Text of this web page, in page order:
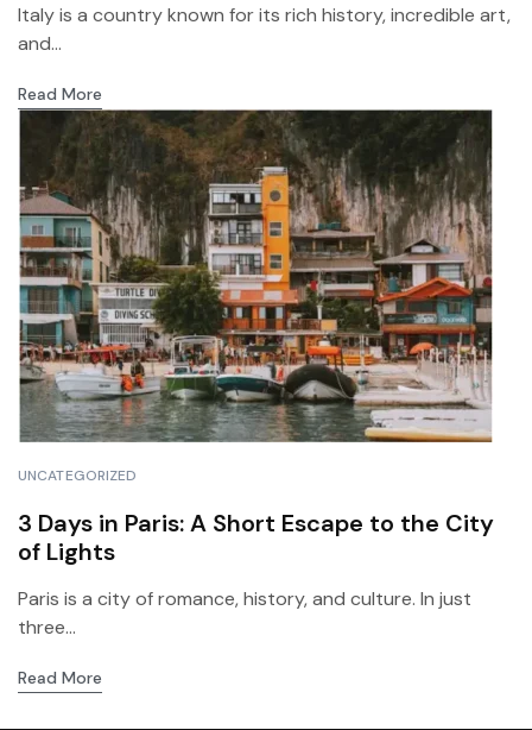
Italy is a country known for its rich history, incredible art,
and...
Read More
UNCATEGORIZED
3 Days in Paris: A Short Escape to the City
of Lights
Paris is a city of romance, history, and culture. In just
three...
Read More